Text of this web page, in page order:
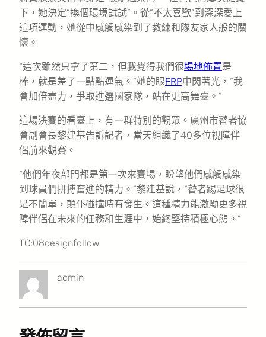
下，她決定“換個環境試試”。從“不太喜歡”到深深愛上
這項運動，她從中感觸感染到了教練和隊友家人般的關
懷。
“這次雖然只拿了第二，但我覺得我們很場地佈置是
棒，就是差了一點點運氣。”她的眼FRP中閃著光，“我
會加倍盡力，爭取進選國家隊，站在更高舞臺。”
這場決賽的看臺上，有一群特別的觀眾。廣州市瞽者協
會副會長黎建基告訴記者，當天組織了40多位視障伴
侶前來觀賽。
“他們年夜部門都是第一次來賽場，盼望他們感觸感染
到球員們拼搏奮進的精力。”黎建基說，“瞽者踢足球很
是不簡單，顛仆碰撞時有發生。這種精力能激勵更多視
障伴侶在未來的任務和生涯中，始終堅持積極心態。”
TC:08designfollow
admin